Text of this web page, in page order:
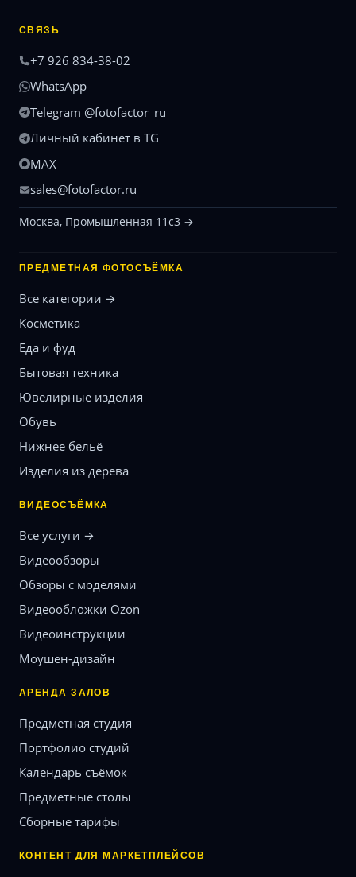
СВЯЗЬ
+7 926 834-38-02
WhatsApp
Telegram @fotofactor_ru
Личный кабинет в TG
MAX
sales@fotofactor.ru
Москва, Промышленная 11с3 →
ПРЕДМЕТНАЯ ФОТОСЪЁМКА
Все категории →
Косметика
Еда и фуд
Бытовая техника
Ювелирные изделия
Обувь
Нижнее бельё
Изделия из дерева
ВИДЕОСЪЁМКА
Все услуги →
Видеообзоры
Обзоры с моделями
Видеообложки Ozon
Видеоинструкции
Моушен-дизайн
АРЕНДА ЗАЛОВ
Предметная студия
Портфолио студий
Календарь съёмок
Предметные столы
Сборные тарифы
КОНТЕНТ ДЛЯ МАРКЕТПЛЕЙСОВ